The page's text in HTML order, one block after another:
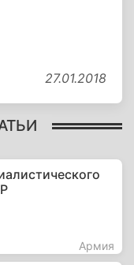
27.01.2018
Армия